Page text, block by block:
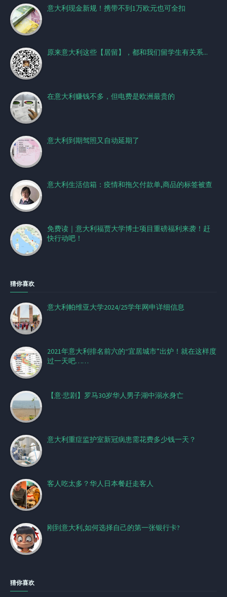
意大利现金新规！携带不到1万欧元也可全扣
原来意大利这些【居留】，都和我们留学生有关系...
在意大利赚钱不多，但电费是欧洲最贵的
意大利到期驾照又自动延期了
意大利生活信箱：疫情和拖欠付款单,商品的标签被查
免费读｜意大利福贾大学博士项目重磅福利来袭！赶
快行动吧！
猜你喜欢
意大利帕维亚大学2024/25学年网申详细信息
2021年意大利排名前六的“宜居城市”出炉！就在这样度
过一天吧……
【意·悲剧】罗马30岁华人男子湖中溺水身亡
意大利重症监护室新冠病患需花费多少钱一天？
客人吃太多？华人日本餐赶走客人
刚到意大利,如何选择自己的第一张银行卡?
猜你喜欢